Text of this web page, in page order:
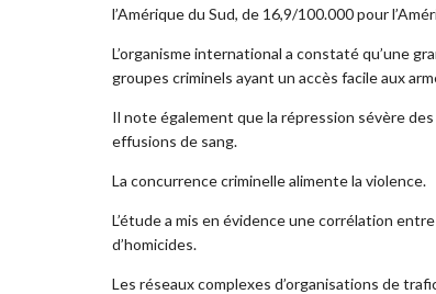
l’Amérique du Sud, de 16,9/100.000 pour
L’organisme international a constaté qu’une
groupes criminels ayant un accès facile aux
Il note également que la répression sévère
effusions de sang.
La concurrence criminelle alimente la violence.
L’étude a mis en évidence une corrélation
d’homicides.
Les réseaux complexes d’organisations de